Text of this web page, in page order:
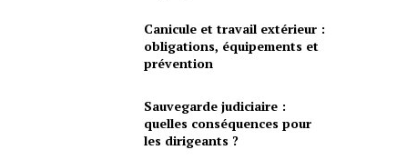
Canicule et travail extérieur :
obligations, équipements et
prévention
Sauvegarde judiciaire :
quelles conséquences pour
les dirigeants ?